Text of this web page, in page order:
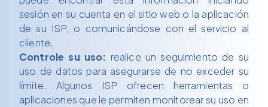
sesión en su cuenta en el sitio web o la aplicación
de su ISP, o comunicándose con el servicio al
cliente.
Controle su uso: realice un seguimiento de su
uso de datos para asegurarse de no exceder su
límite. Algunos ISP ofrecen herramientas o
aplicaciones que le permiten monitorear su uso en